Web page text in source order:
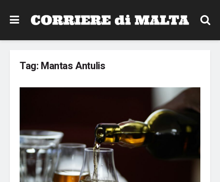
Tag: Mantas Antulis